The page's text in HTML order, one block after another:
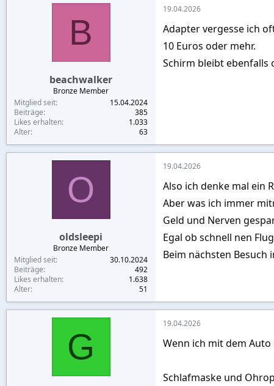
B
beachwalker
Bronze Member
Mitglied seit
15.04.2024
Beiträge
385
Likes erhalten
1.033
Alter
63
19.04.2026
Adapter vergesse ich
10 Euros oder mehr.
Schirm bleibt ebenfalls
O
oldsleepi
Bronze Member
Mitglied seit
30.10.2024
Beiträge
492
Likes erhalten
1.638
Alter
51
19.04.2026
Also ich denke mal ein
Aber was ich immer
Geld und Nerven
Egal ob schnell nen
Beim nächsten Besuch
G
19.04.2026
Wenn ich mit dem
Schlafmaske und